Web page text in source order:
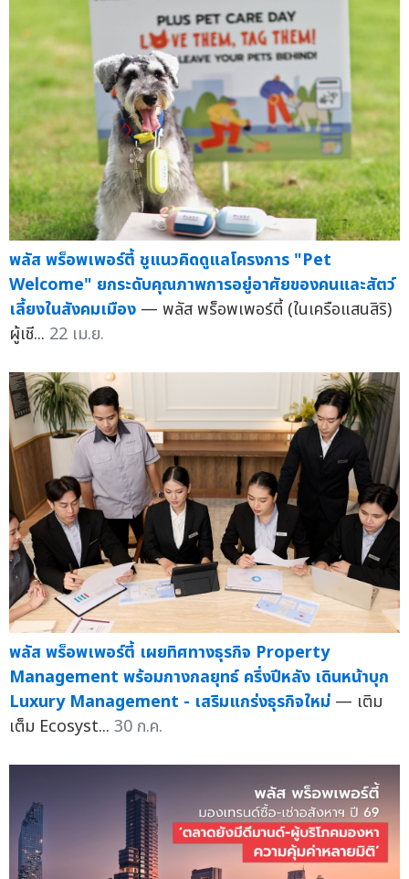
พลัส พร็อพเพอร์ตี้ ชูแนวคิดดูแลโครงการ "Pet
Welcome" ยกระดับคุณภาพการอยู่อาศัยของคนและสัตว์
เลี้ยงในสังคมเมือง — พลัส พร็อพเพอร์ตี้ (ในเครือแสนสิริ)
ผู้เชี... 22 เม.ย.
พลัส พร็อพเพอร์ตี้ เผยทิศทางธุรกิจ Property
Management พร้อมกางกลยุทธ์ ครึ่งปีหลัง เดินหน้าบุก
Luxury Management - เสริมแกร่งธุรกิจใหม่ — เติม
เต็ม Ecosyst... 30 ก.ค.